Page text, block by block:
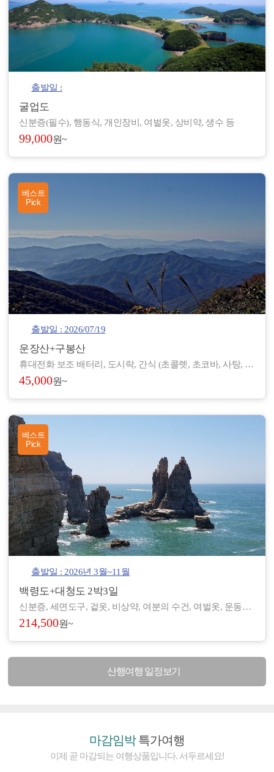
출발일 :
굴업도
신분증(필수), 행동식, 개인장비, 여벌옷, 상비약, 생수 등
99,000원~
베스트
Pick
출발일 : 2026/07/19
운장산+구봉산
휴대전화 보조 배터리, 도시락, 간식 (초콜렛, 초코바, 사탕, 온수), 아이젠, 스틱, 랜턴, 장갑, 방한 재킷, 방한모, 무릎 보호대, 우의, 개인장비, 여벌 옷, 개인 상비약 등
45,000원~
베스트
Pick
출발일 : 2026년 3월~11월
백령도+대청도 2박3일
신분증, 세면도구, 겉옷, 비상약, 여분의 수건, 여벌옷, 운동화, 간편한 복장 등 - 도서/산간 지역으로 숙박 및 편의시설이 열악하여, 세면도구, 헤어드라이기 등이 제공되지 않습니다. (숙소에 따라 헤어드라이기가 비치된 곳도 있습니다.) - 아침/저녁으로 기온차가 있기 때문에 걸칠만한 겉옷을 준비해 주시기 바랍니다. - 장기적으로 복용하고 계신 약이 있으시면, 여유 있게 준비하시기 바랍니다. - 숙소 별로 수건은 하루에 1장씩 제공되나, 여분으로 하나씩 더 챙겨 오시면 좋습니다.
214,500원~
산행여행 일정보기
마감임박특가여행
이제 곧 마감되는 여행상품입니다. 서두르세요!